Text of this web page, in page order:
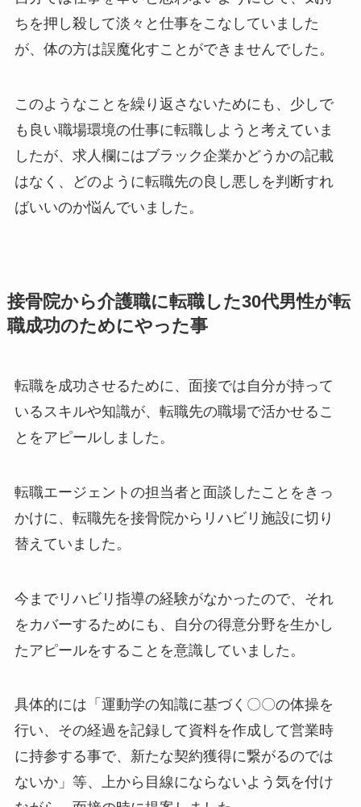
ちを押し殺して淡々と仕事をこなしていました
が、体の方は誤魔化すことができませんでした。
このようなことを繰り返さないためにも、少しで
も良い職場環境の仕事に転職しようと考えていま
したが、求人欄にはブラック企業かどうかの記載
はなく、どのように転職先の良し悪しを判断すれ
ばいいのか悩んでいました。
接骨院から介護職に転職した30代男性が転
職成功のためにやった事
転職を成功させるために、面接では自分が持って
いるスキルや知識が、転職先の職場で活かせるこ
とをアピールしました。
転職エージェントの担当者と面談したことをきっ
かけに、転職先を接骨院からリハビリ施設に切り
替えていました。
今までリハビリ指導の経験がなかったので、それ
をカバーするためにも、自分の得意分野を生かし
たアピールをすることを意識していました。
具体的には「運動学の知識に基づく〇〇の体操を
行い、その経過を記録して資料を作成して営業時
に持参する事で、新たな契約獲得に繋がるのでは
ないか」等、上から目線にならないよう気を付け